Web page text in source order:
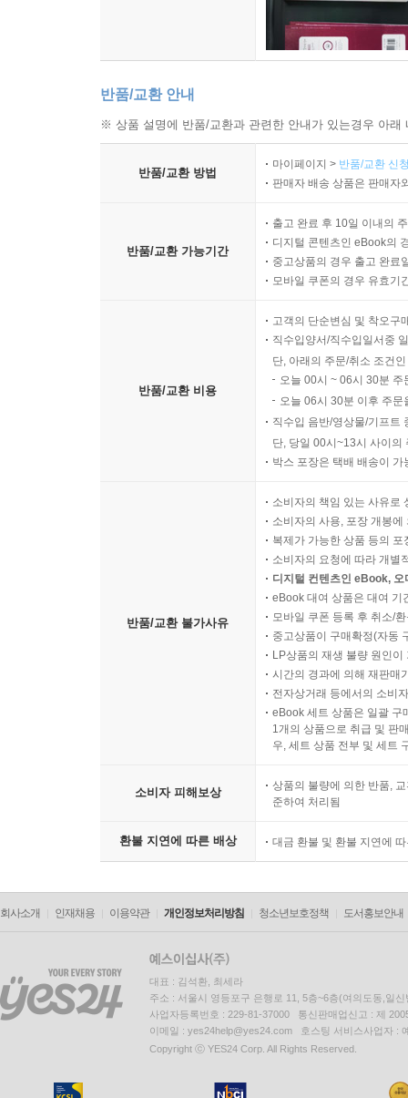
반품/교환 안내
※ 상품 설명에 반품/교환과 관련한 안내가 있는경우 아
반품/교환 방법
마이페이지 > 반품/교환 신
판매자 배송 상품은 판매자
반품/교환 가능기간
출고 완료 후 10일 이내의
디지털 콘텐츠인 eBook의
중고상품의 경우 출고 완료
모바일 쿠폰의 경우 유효기
반품/교환 비용
고객의 단순변심 및 착오구
직수입양서/직수입일서중
단, 아래의 주문/취소 조건
오늘 00시 ~ 06시 30분
오늘 06시 30분 이후 주
직수입 음반/영상물/기프트
단, 당일 00시~13시 사이의
박스 포장은 택배 배송이
반품/교환 불가사유
소비자의 책임 있는 사유로
소비자의 사용, 포장 개봉
복제가 가능한 상품 등의
소비자의 요청에 따라 개별
디지털 컨텐츠인 eBook,
eBook 대여 상품은 대여 기
모바일 쿠폰 등록 후 취소/
중고상품이 구매확정(자동
LP상품의 재생 불량 원인
시간의 경과에 의해 재판매
전자상거래 등에서의 소비
eBook 세트 상품은 일괄 구
1개의 상품으로 취급 및 판
우, 세트 상품 전부 및 세트
소비자 피해보상
상품의 불량에 의한 반품,
준하여 처리됨
환불 지연에 따른 배상 대금 환불 및 환불 지연에
회사소개 인재채용 이용약관 개인정보처리방침 청소년보호정책 도서홍보안내
대표 : 김석환, 최세라
주소 : 서울시 영등포구 은행로 11, 5층~6층(여의도동,일신
사업자등록번호 : 229-81-37000 통신판매업신고 : 제
이메일 : yes24help@yes24.com 호스팅 서비스사업자 :
Copyright ⓒ YES24 Corp. All Rights Reserved.